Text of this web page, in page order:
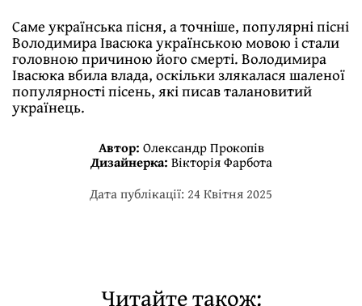
Саме українська пісня, а точніше, популярні пісні
Володимира Івасюка українською мовою і стали
головною причиною його смерті. Володимира
Івасюка вбила влада, оскільки злякалася шаленої
популярності пісень, які писав талановитий
українець.
Автор: Олександр Прокопів
Дизайнерка: Вікторія Фарбота
Дата публікації: 24 Квітня 2025
Читайте також: